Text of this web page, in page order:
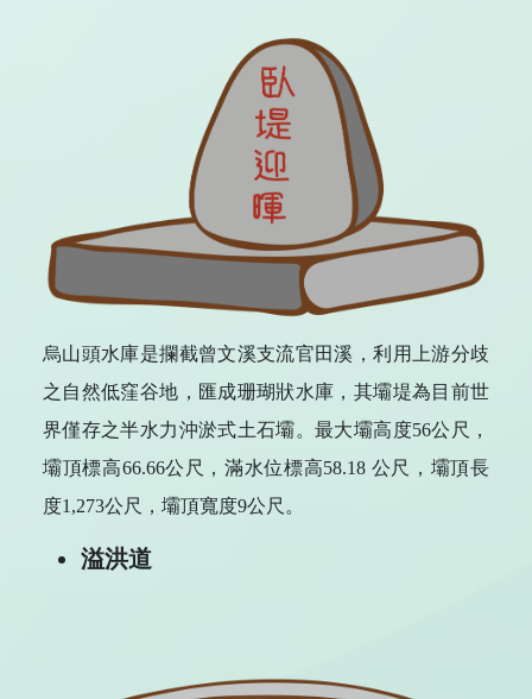
烏山頭水庫是攔截曾文溪支流官田溪，利用上游分歧
之自然低窪谷地，匯成珊瑚狀水庫，其壩堤為目前世
界僅存之半水力沖淤式土石壩。最大壩高度56公尺，
壩頂標高66.66公尺，滿水位標高58.18 公尺，壩頂長
度1,273公尺，壩頂寬度9公尺。
溢洪道